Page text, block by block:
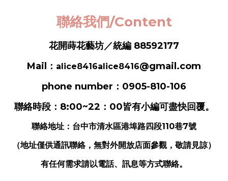
聯絡我們/Content
花開蒔花藝坊／統編 88592177
Mail： alice8416alice8416@gmail.com
phone number：0905-810-106
聯絡時段：8:00~22：00皆有小編可盡快回覆。
聯絡地址： 台中市清水區港埠路四段110巷7號
（地址僅供通訊聯絡，無對外開放店面參觀，敬請見諒）
有任何需求請以電話、訊息等方式聯絡。